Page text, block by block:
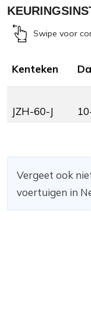
Swipe voor
Kenteken
JZH-60-J
Vergeet ook
voertuigen in